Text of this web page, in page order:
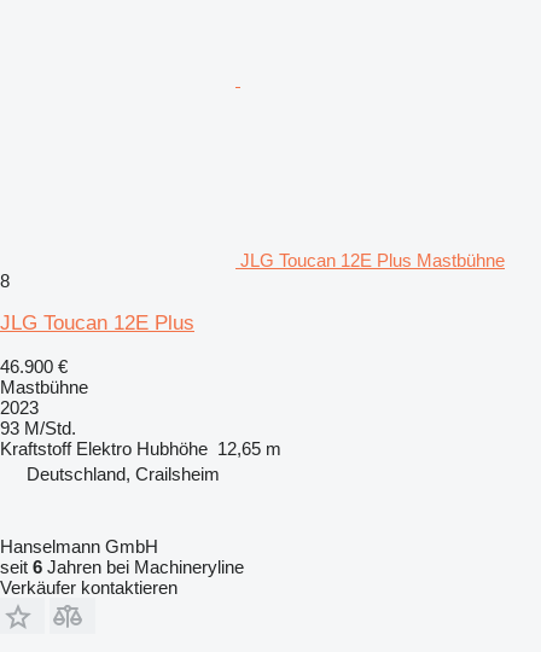
JLG Toucan 12E Plus Mastbühne
8
JLG Toucan 12E Plus
46.900 €
Mastbühne
2023
93 M/Std.
Kraftstoff Elektro Hubhöhe 12,65 m
Deutschland, Crailsheim
Hanselmann GmbH
seit 6 Jahren bei Machineryline
Verkäufer kontaktieren